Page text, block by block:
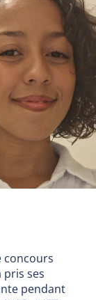
concours
pris ses
pendant